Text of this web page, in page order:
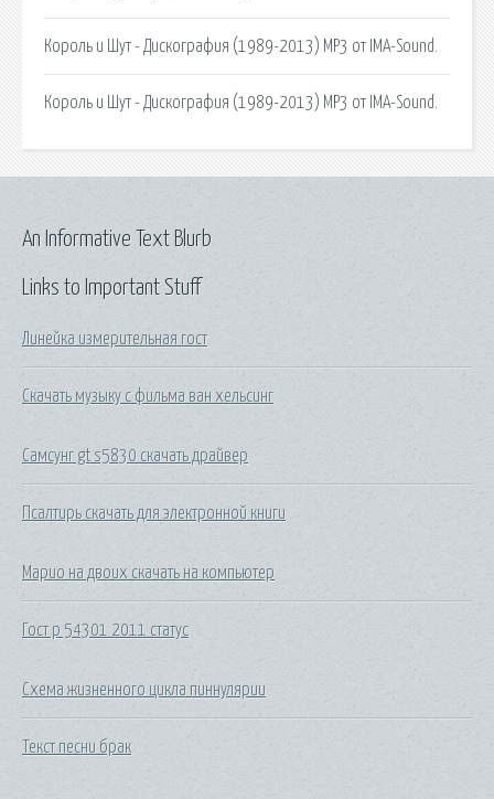
Король и Шут - Дискография (1989-2013) МР3 от IMA-Sound.
Король и Шут - Дискография (1989-2013) МР3 от IMA-Sound.
Links to Important Stuff
Линейка измерительная гост
Скачать музыку с фильма ван хельсинг
Самсунг gt s5830 скачать драйвер
Псалтирь скачать для электронной книги
Марио на двоих скачать на компьютер
Гост р 54301 2011 статус
Схема жизненного цикла пиннулярии
Текст песни брак
An Informative Text Blurb